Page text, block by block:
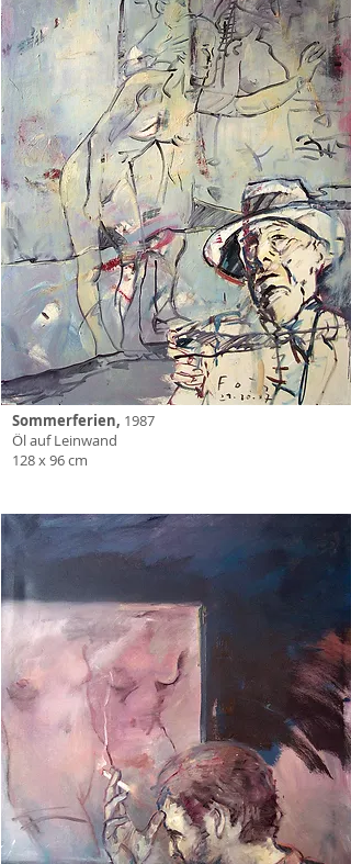
Sommerferien, 1987
Öl auf Leinwand
128 x 96 cm